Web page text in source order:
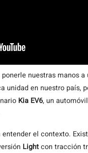
nuestras manos
unidad en nuestro país,
Kia EV6, un
el contexto.
Lightcon tracción